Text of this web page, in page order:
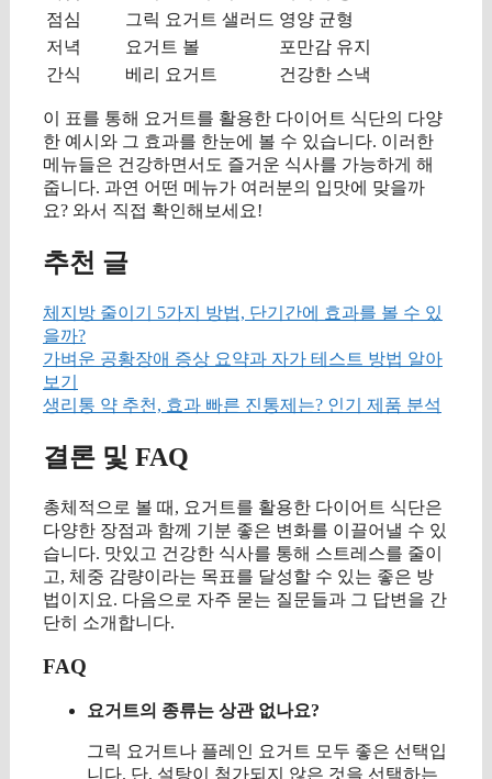
점심
그릭 요거트 샐러드 영양 균형
저녁
요거트 볼
포만감 유지
간식
베리 요거트 건강한 스낵
이 표를 통해 요거트를 활용한 다이어트 식단의 다양
한 예시와 그 효과를 한눈에 볼 수 있습니다. 이러한
메뉴들은 건강하면서도 즐거운 식사를 가능하게 해
줍니다. 과연 어떤 메뉴가 여러분의 입맛에 맞을까
요? 와서 직접 확인해보세요!
추천 글
체지방 줄이기 5가지 방법, 단기간에 효과를 볼 수 있
을까?
가벼운 공황장애 증상 요약과 자가 테스트 방법 알아
보기
생리통 약 추천, 효과 빠른 진통제는? 인기 제품 분석
결론 및 FAQ
총체적으로 볼 때, 요거트를 활용한 다이어트 식단은
다양한 장점과 함께 기분 좋은 변화를 이끌어낼 수 있
습니다. 맛있고 건강한 식사를 통해 스트레스를 줄이
고, 체중 감량이라는 목표를 달성할 수 있는 좋은 방
법이지요. 다음으로 자주 묻는 질문들과 그 답변을 간
단히 소개합니다.
FAQ
요거트의 종류는 상관 없나요?
그릭 요거트나 플레인 요거트 모두 좋은 선택입
니다. 단, 설탕이 첨가되지 않은 것을 선택하는